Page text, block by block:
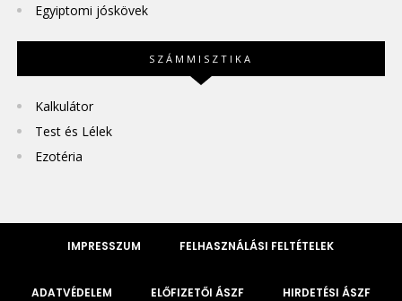
Egyiptomi jóskövek
SZÁMMISZTIKA
Kalkulátor
Test és Lélek
Ezotéria
IMPRESSZUM FELHASZNÁLÁSI FELTÉTELEK
ADATVÉDELEM ELŐFIZETŐI ÁSZF HIRDETÉSI ÁSZF